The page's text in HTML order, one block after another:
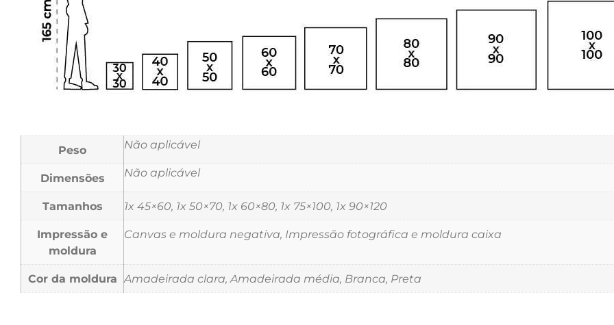
Peso Não aplicável
Dimensões Não aplicável
Tamanhos 1x 45×60, 1x 50×70, 1x 60×80, 1x 75×100, 1x 90×120
Impressão e
moldura
Canvas e moldura negativa, Impressão fotográfica e moldura caixa
Cor da moldura Amadeirada clara, Amadeirada média, Branca, Preta